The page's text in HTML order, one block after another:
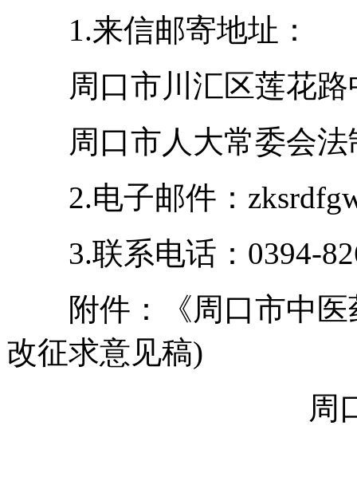
1.来信邮寄地址：
周口市川汇区莲花路
周口市人大常委会法
2.电子邮件：
3.联系电话：0394-
附件：《周口市中医
改征求意见稿)
周口